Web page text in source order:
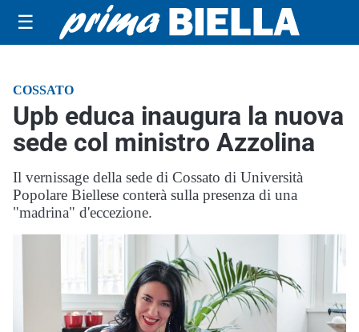
☰
COSSATO
Upb educa inaugura la nuova
sede col ministro Azzolina
Il vernissage della sede di Cossato di Università
Popolare Biellese conterà sulla presenza di una
"madrina" d'eccezione.